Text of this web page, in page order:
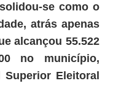
se como o
atrás apenas
alcançou 55.522
no município,
Eleitoral